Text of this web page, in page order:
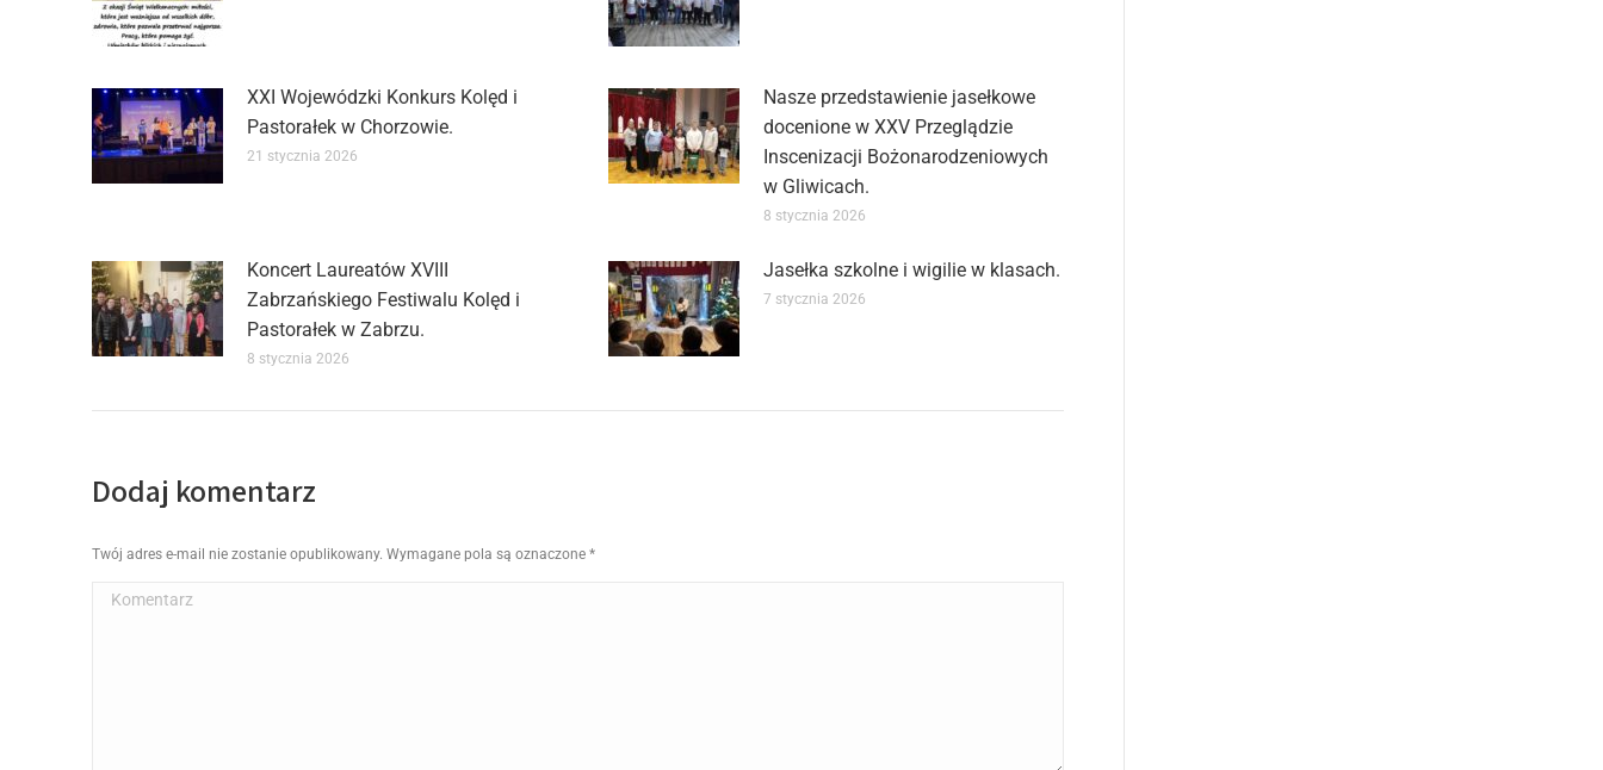
XXI Wojewódzki Konkurs Kolęd i
Pastorałek w Chorzowie.
21 stycznia 2026
Nasze przedstawienie jasełkowe
docenione w XXV Przeglądzie
Inscenizacji Bożonarodzeniowych
w Gliwicach.
8 stycznia 2026
Koncert Laureatów XVIII
Zabrzańskiego Festiwalu Kolęd i
Pastorałek w Zabrzu.
8 stycznia 2026
Jasełka szkolne i wigilie w klasach.
7 stycznia 2026
Dodaj komentarz
Twój adres e-mail nie zostanie opublikowany. Wymagane pola są oznaczone *
Komentarz